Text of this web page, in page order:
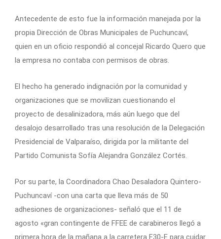
Antecedente de esto fue la información manejada por la
propia Dirección de Obras Municipales de Puchuncaví,
quien en un oficio respondió al concejal Ricardo Quero que
la empresa no contaba con permisos de obras.
El hecho ha generado indignación por la comunidad y
organizaciones que se movilizan cuestionando el
proyecto de desalinizadora, más aún luego que del
desalojo desarrollado tras una resolución de la Delegación
Presidencial de Valparaíso, dirigida por la militante del
Partido Comunista Sofía Alejandra González Cortés.
Por su parte, la Coordinadora Chao Desaladora Quintero-
Puchuncaví -con una carta que lleva más de 50
adhesiones de organizaciones- señaló que el 11 de
agosto «gran contingente de FFEE de carabineros llegó a
primera hora de la mañana a la carretera F30-E para cuidar